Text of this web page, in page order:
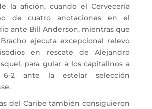
la afición, cuando el Cervecería
de cuatro anotaciones en el
ante Bill Anderson, mientras que
ejecuta excepcional relevo
en rescate de Alejandro
para guiar a los capitalinos a
2 ante la estelar selección
del Caribe también consiguieron